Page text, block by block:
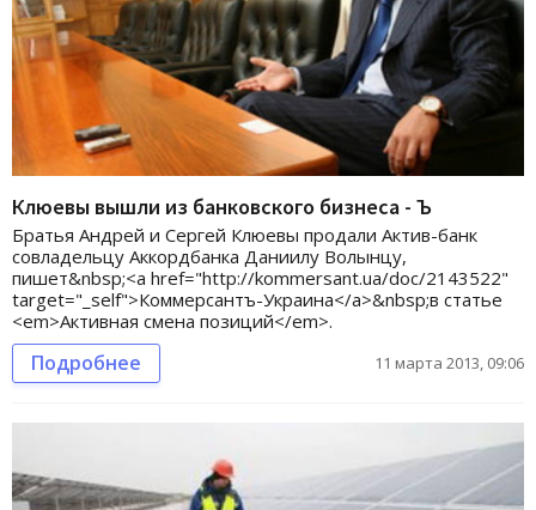
Клюевы вышли из банковского бизнеса - Ъ
Братья Андрей и Сергей Клюевы продали Актив-банк
совладельцу Аккордбанка Даниилу Волынцу,
пишет&nbsp;<a href="http://kommersant.ua/doc/2143522"
target="_self">Коммерсантъ-Украина</a>&nbsp;в статье
<em>Активная смена позиций</em>.
Подробнее 11 марта 2013, 09:06